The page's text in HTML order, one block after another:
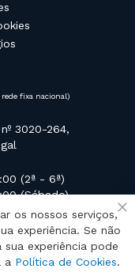
rede fixa nacional)
3020-264,
(2ª - 6ª)
(Sábado)
os nossos serviços,
experiência. Se não
experiência pode
a Política de Cookies.